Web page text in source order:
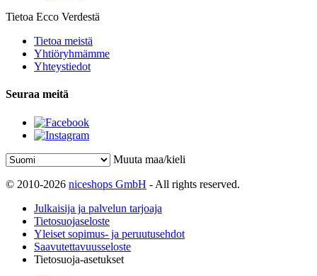
Tietoa Ecco Verdestä
Tietoa meistä
Yhtiöryhmämme
Yhteystiedot
Seuraa meitä
Muuta maa/kieli
© 2010-2026 niceshops GmbH - All rights reserved.
Julkaisija ja palvelun tarjoaja
Tietosuojaseloste
Yleiset sopimus- ja peruutusehdot
Saavutettavuusseloste
Tietosuoja-asetukset